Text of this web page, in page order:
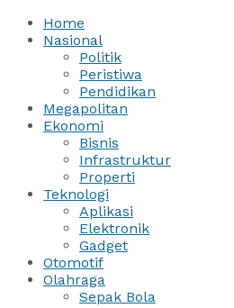
Home
Nasional
Politik
Peristiwa
Pendidikan
Megapolitan
Ekonomi
Bisnis
Infrastruktur
Properti
Teknologi
Aplikasi
Elektronik
Gadget
Otomotif
Olahraga
Sepak Bola